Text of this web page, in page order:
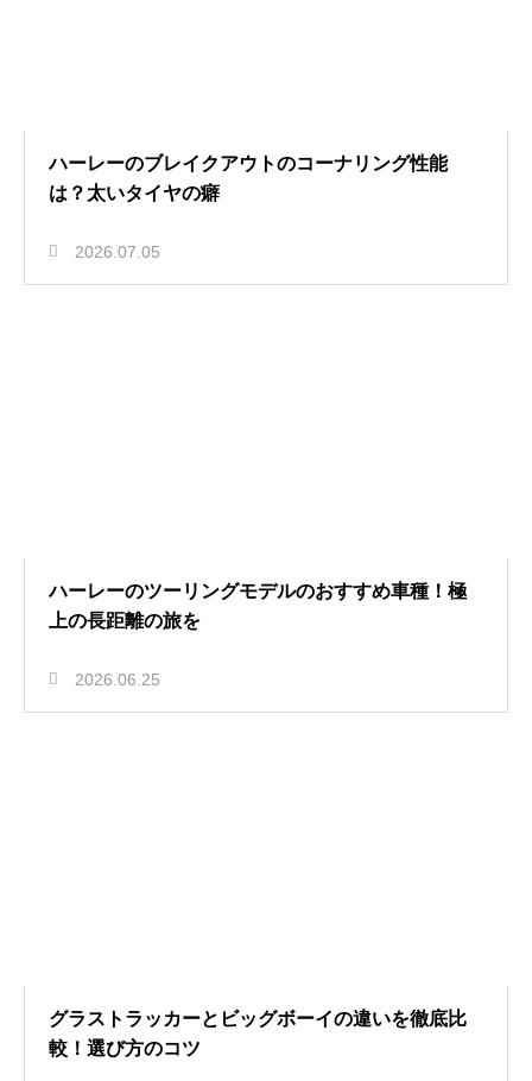
ハーレーのブレイクアウトのコーナリング性能
は？太いタイヤの癖
2026.07.05
ハーレーのツーリングモデルのおすすめ車種！極
上の長距離の旅を
2026.06.25
グラストラッカーとビッグボーイの違いを徹底比
較！選び方のコツ